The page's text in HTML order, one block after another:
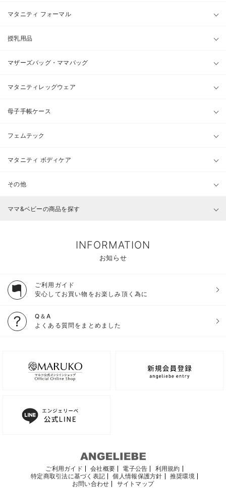
マタニティ フォーマル
授乳用品
マザーズバッグ・ママバッグ
マタニティレッグウェア
母子手帳ケース
フェムテック
マタニティ ボディケア
その他
ママ&ベビーの商品を探す
INFORMATION
お知らせ
ご利用ガイド
安心してお買い物をお楽しみ頂く為に
Q＆A
よくある質問をまとめました
ご利用ガイド 会社概要 電子公告
利用規約
特定商取引法に基づく表記
個人情報保護方針
推奨環境
お問い合わせ
サイトマップ